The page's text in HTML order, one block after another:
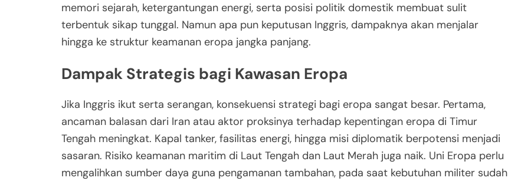
memori sejarah, ketergantungan energi, serta posisi politik domestik membuat sulit
terbentuk sikap tunggal. Namun apa pun keputusan Inggris, dampaknya akan menjalar
hingga ke struktur keamanan eropa jangka panjang.
Dampak Strategis bagi Kawasan Eropa
Jika Inggris ikut serta serangan, konsekuensi strategi bagi eropa sangat besar. Pertama,
ancaman balasan dari Iran atau aktor proksinya terhadap kepentingan eropa di Timur
Tengah meningkat. Kapal tanker, fasilitas energi, hingga misi diplomatik berpotensi menjadi
sasaran. Risiko keamanan maritim di Laut Tengah dan Laut Merah juga naik. Uni Eropa perlu
mengalihkan sumber daya guna pengamanan tambahan, pada saat kebutuhan militer sudah